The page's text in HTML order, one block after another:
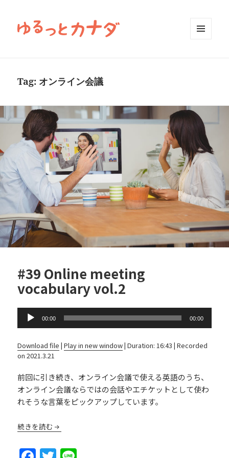
Tag: オンライン会議
#39 Online meeting
vocabulary vol.2
Audio
Player
00:00 00:00
Download file |Play in new window|Duration: 16:43 |Recorded
on 2021.3.21
前回に引き続き、オンライン会議で使える英語のうち、
オンライン会議ならではの会話やエチケットとして使わ
れそうな言葉をピックアップしています。
続きを読む